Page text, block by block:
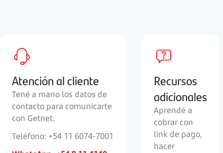
Atención al cliente
Tené a mano los datos de
contacto para comunicarte
con Getnet.
Teléfono: +54 11 6074-7001
Recursos
adicionales
Aprendé a
cobrar con
link de pago,
hacer